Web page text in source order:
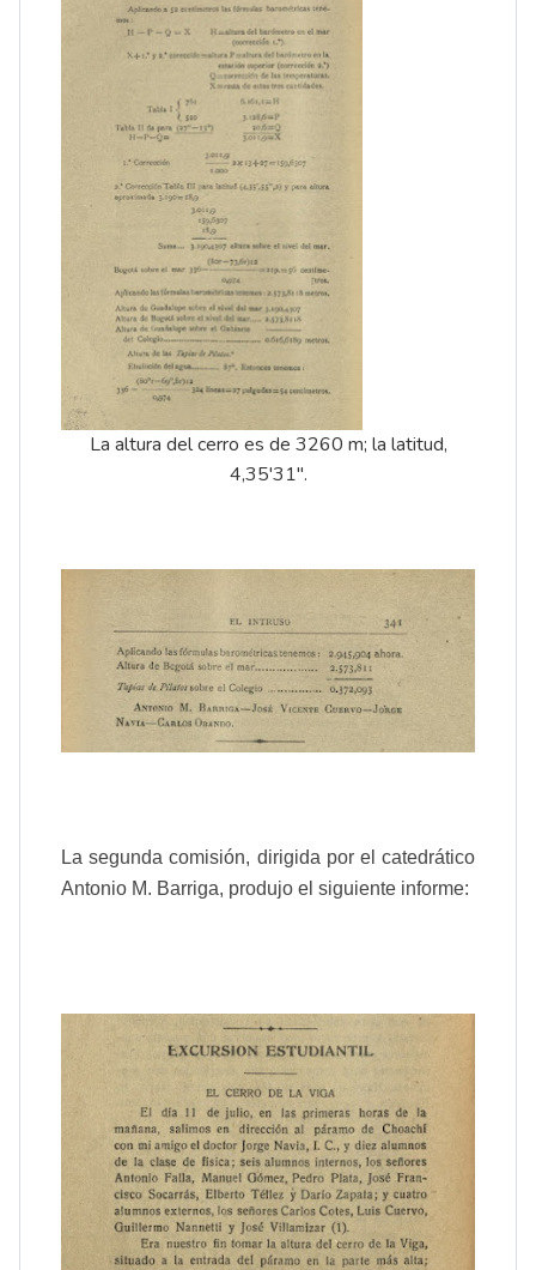
La altura del cerro es de 3260 m; la latitud,
4,35'31''.
La segunda comisión, dirigida por el catedrático
Antonio M. Barriga, produjo el siguiente informe: